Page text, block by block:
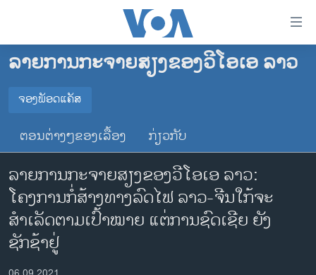
ເຂົ້າ
ຂ້າມ
ໄປ
ຊອກ
ຄົ້ນ
ໂຮມເພຈ
ລາວ
ອາເມຣິກາ
ການເລືອກຕັ້ງ ປະທານາທີບໍດີ ສະຫະລັດ 2024
ຂ່າວ​ຈີນ
ໂລກ
ເອເຊຍ
ອິດສະຫຼະພາບດ້ານການຂ່າວ
ລາຍການກະຈາຍສຽງຂອງວີໂອເອ ລາວ
ຈອງພັອດແຄັສ
ຈອງພັອດແຄັສ
YouTube
ຕອນຕ່າງໆຂອງເລື້ອງ ກ່ຽວກັບ
ລາຍການກະຈາຍສຽງຂອງວີໂອເອ ລາວ:
ໂຄງການກໍ່ສ້າງທາງລົດໄຟ ລາວ-ຈີນໃກ້ຈະ
ສຳເລັດຕາມເປົ້າໝາຍ ແຕ່ການຊົດເຊີຍ ຍັງ
ຊັກຊ້າຢູ່